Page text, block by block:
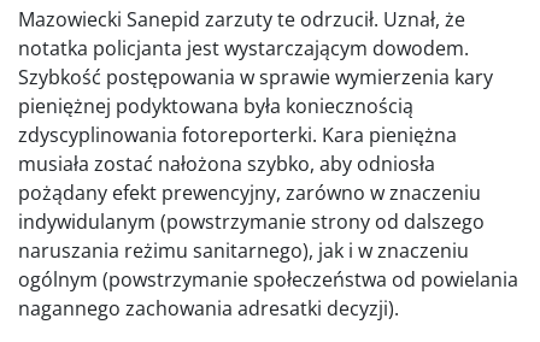
Mazowiecki Sanepid zarzuty te odrzucił. Uznał, że
notatka policjanta jest wystarczającym dowodem.
Szybkość postępowania w sprawie wymierzenia kary
pieniężnej podyktowana była koniecznością
zdyscyplinowania fotoreporterki. Kara pieniężna
musiała zostać nałożona szybko, aby odniosła
pożądany efekt prewencyjny, zarówno w znaczeniu
indywidulanym (powstrzymanie strony od dalszego
naruszania reżimu sanitarnego), jak i w znaczeniu
ogólnym (powstrzymanie społeczeństwa od powielania
nagannego zachowania adresatki decyzji).